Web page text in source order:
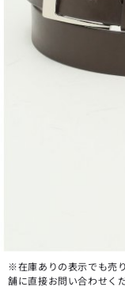
※在庫ありの表示でも売
舗に直接お問い合わせく